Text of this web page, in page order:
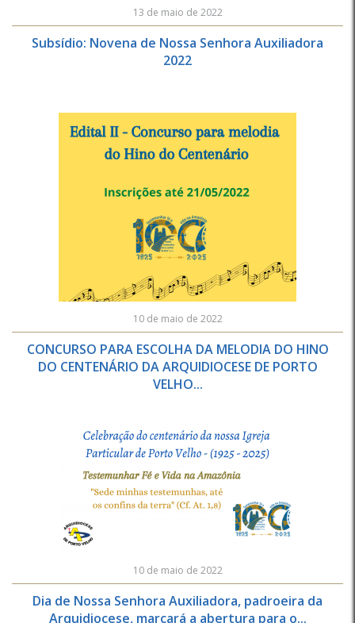
13 de maio de 2022
Subsídio: Novena de Nossa Senhora Auxiliadora
2022
10 de maio de 2022
CONCURSO PARA ESCOLHA DA MELODIA DO HINO
DO CENTENÁRIO DA ARQUIDIOCESE DE PORTO
VELHO...
10 de maio de 2022
Dia de Nossa Senhora Auxiliadora, padroeira da
Arquidiocese, marcará a abertura para o...